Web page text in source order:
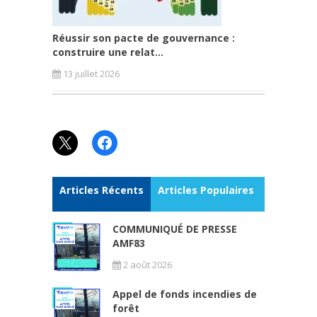
Réussir son pacte de gouvernance :
construire une relat...
13 juillet 2026
X Facebook
Articles Récents Articles Populaires
COMMUNIQUÉ DE PRESSE
AMF83
2 août 2026
Appel de fonds incendies de
forêt